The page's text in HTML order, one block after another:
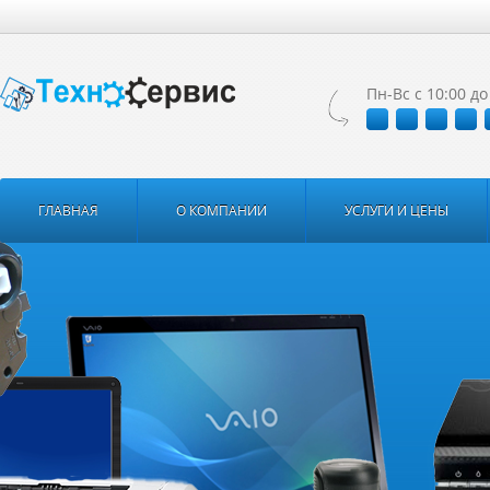
Пн-Вс с 10:00
ГЛАВНАЯ О КОМПАНИИ УСЛУГИ И ЦЕНЫ